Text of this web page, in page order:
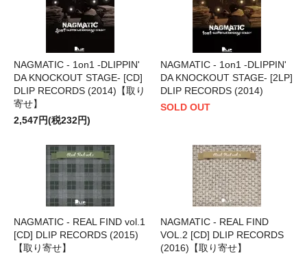
NAGMATIC - 1on1 -DLIPPIN'
DA KNOCKOUT STAGE- [CD]
DLIP RECORDS (2014)【取り
寄せ】
2,547円(税232円)
NAGMATIC - 1on1 -DLIPPIN'
DA KNOCKOUT STAGE- [2LP]
DLIP RECORDS (2014)
SOLD OUT
NAGMATIC - REAL FIND vol.1
[CD] DLIP RECORDS (2015)
【取り寄せ】
NAGMATIC - REAL FIND
VOL.2 [CD] DLIP RECORDS
(2016)【取り寄せ】